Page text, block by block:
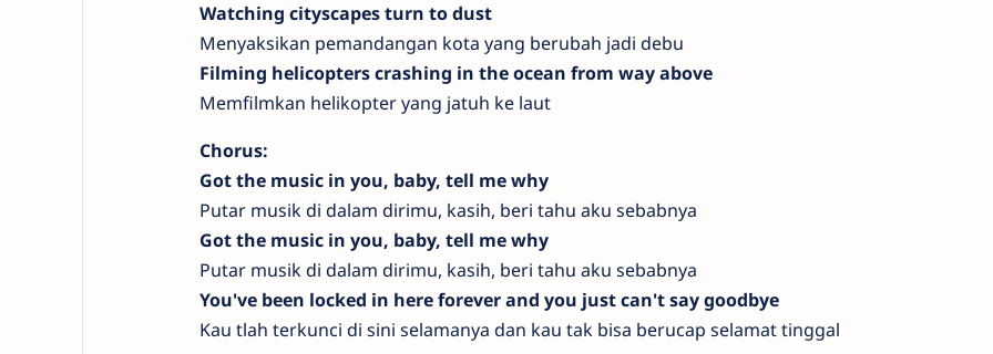
Watching cityscapes turn to dust
Menyaksikan pemandangan kota yang berubah jadi debu
Filming helicopters crashing in the ocean from way above
Memfilmkan helikopter yang jatuh ke laut
Chorus:
Got the music in you, baby, tell me why
Putar musik di dalam dirimu, kasih, beri tahu aku sebabnya
Got the music in you, baby, tell me why
Putar musik di dalam dirimu, kasih, beri tahu aku sebabnya
You've been locked in here forever and you just can't say goodbye
Kau tlah terkunci di sini selamanya dan kau tak bisa berucap selamat tinggal